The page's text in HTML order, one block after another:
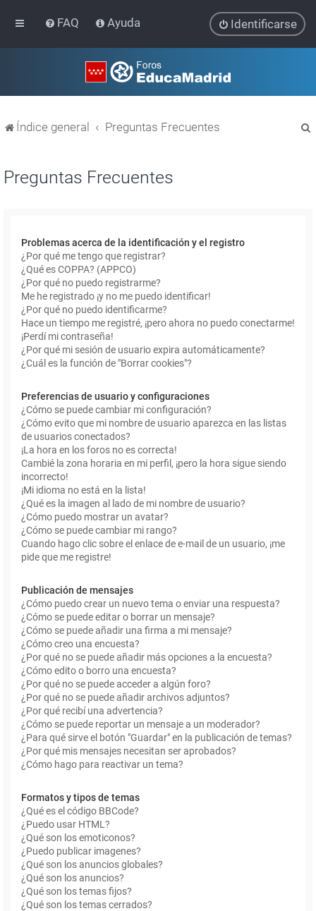
FAQ Ayuda Identificarse
Índice general Preguntas Frecuentes
Preguntas Frecuentes
Problemas acerca de la identificación y el registro
¿Por qué me tengo que registrar?
¿Qué es COPPA? (APPCO)
¿Por qué no puedo registrarme?
Me he registrado ¡y no me puedo identificar!
¿Por qué no puedo identificarme?
Hace un tiempo me registré, ¡pero ahora no puedo conectarme!
¡Perdí mi contraseña!
¿Por qué mi sesión de usuario expira automáticamente?
¿Cuál es la función de "Borrar cookies"?
Preferencias de usuario y configuraciones
¿Cómo se puede cambiar mi configuración?
¿Cómo evito que mi nombre de usuario aparezca en las listas
de usuarios conectados?
¡La hora en los foros no es correcta!
Cambié la zona horaria en mi perfil, ¡pero la hora sigue siendo
incorrecto!
¡Mi idioma no está en la lista!
¿Qué es la imagen al lado de mi nombre de usuario?
¿Cómo puedo mostrar un avatar?
¿Cómo se puede cambiar mi rango?
Cuando hago clic sobre el enlace de e-mail de un usuario, ¡me
pide que me registre!
Publicación de mensajes
¿Cómo puedo crear un nuevo tema o enviar una respuesta?
¿Cómo se puede editar o borrar un mensaje?
¿Cómo se puede añadir una firma a mi mensaje?
¿Cómo creo una encuesta?
¿Por qué no se puede añadir más opciones a la encuesta?
¿Cómo edito o borro una encuesta?
¿Por qué no se puede acceder a algún foro?
¿Por qué no se puede añadir archivos adjuntos?
¿Por qué recibí una advertencia?
¿Cómo se puede reportar un mensaje a un moderador?
¿Para qué sirve el botón "Guardar" en la publicación de temas?
¿Por qué mis mensajes necesitan ser aprobados?
¿Cómo hago para reactivar un tema?
Formatos y tipos de temas
¿Qué es el código BBCode?
¿Puedo usar HTML?
¿Qué son los emoticonos?
¿Puedo publicar imagenes?
¿Qué son los anuncios globales?
¿Qué son los anuncios?
¿Qué son los temas fijos?
¿Qué son los temas cerrados?